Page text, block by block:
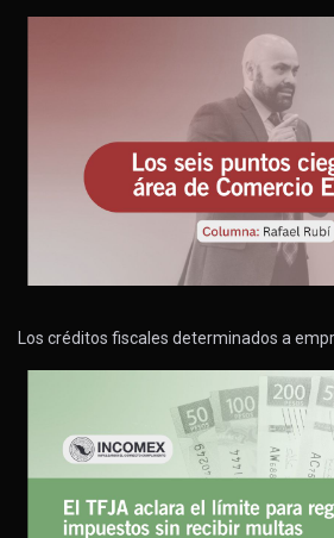
Los créditos fiscales determinados a